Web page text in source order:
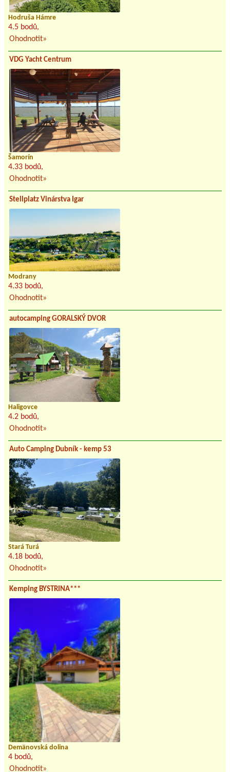
Hodruša Hámre
4.5 bodů,
Ohodnotit»
VDG Yacht Centrum
Šamorín
4.33 bodů,
Ohodnotit»
Stellplatz Vinárstva Igar
Modrany
4.33 bodů,
Ohodnotit»
autocamping GORALSKÝ DVOR
Haligovce
4.2 bodů,
Ohodnotit»
Auto Camping Dubník - kemp 53
Stará Turá
4.18 bodů,
Ohodnotit»
Kemping BYSTRINA***
Demänovská dolina
4 bodů,
Ohodnotit»